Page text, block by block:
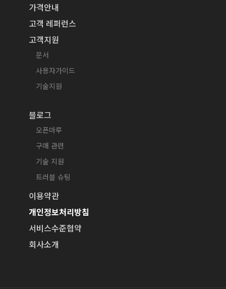
가격안내
고객 레퍼런스
고객지원
문서
사용자가이드
기술지원
블로그
오픈마루
구매 관련
기술 지원
트러블 슈팅
이용약관
개인정보처리방침
서비스수준협약
회사소개